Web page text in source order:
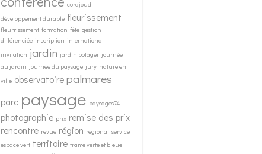
corajoud
développement durable fleurissement
fleurrissement formation fête gestion
différenciée inscription international
invitation jardin jardin potager journée
au jardin journée du paysage jury nature en
ville observatoirepalmares
parc paysage paysages74
photographie prix remise des prix
rencontre revue région régional service
espace vert territoire trame verte et bleue